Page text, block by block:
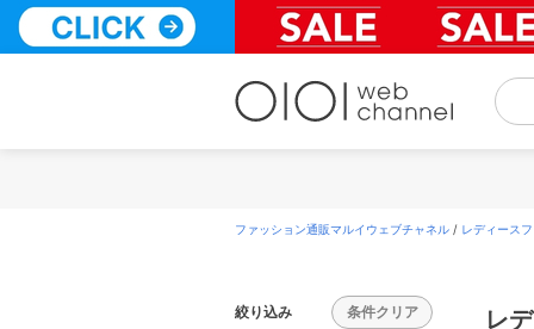
テ
ファッション通販マルイウェブチャネル / レディース
絞り込み 条件クリア レ